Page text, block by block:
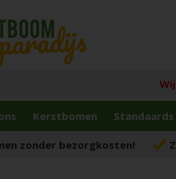
Kerstbomen Standaards
zonder bezorgkosten!